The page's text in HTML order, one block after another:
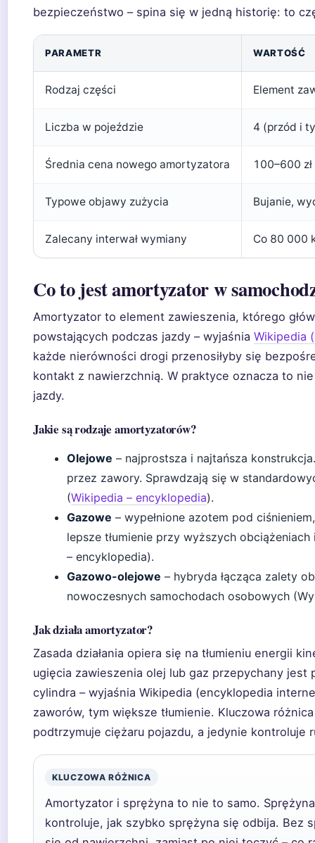
bezpieczeństwo – spina się w jedną historię: to
PARAMETR WARTOŚĆ
Rodzaj części Element
Liczba w pojeździe 4 (przód i
Średnia cena nowego amortyzatora 100–600 zł
Typowe objawy zużycia Bujanie,
Zalecany interwał wymiany Co 80 000
Co to jest amortyzator w
Amortyzator to element zawieszenia, którego
powstających podczas jazdy – wyjaśnia Wikipedia
każde nierówności drogi przenosiłyby się
kontakt z nawierzchnią. W praktyce oznacza to
jazdy.
Jakie są rodzaje amortyzatorów?
Olejowe – najprostsza i najtańsza
przez zawory. Sprawdzają się w
(Wikipedia – encyklopedia).
Gazowe – wypełnione azotem pod
lepsze tłumienie przy wyższych
– encyklopedia).
Gazowo-olejowe – hybryda łącząca zalety
nowoczesnych samochodach osobowych
Jak działa amortyzator?
Zasada działania opiera się na tłumieniu energii
ugięcia zawieszenia olej lub gaz przepychany
cylindra – wyjaśnia Wikipedia (encyklopedia
zaworów, tym większe tłumienie. Kluczowa
podtrzymuje ciężaru pojazdu, a jedynie kontroluje
KLUCZOWA RÓŻNICA
Amortyzator i sprężyna to nie to samo.
kontroluje, jak szybko sprężyna się odbija. Bez